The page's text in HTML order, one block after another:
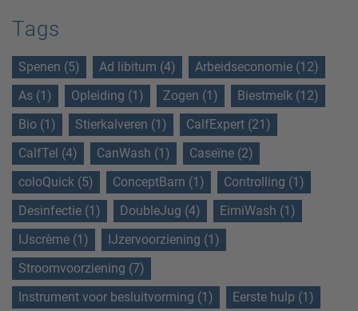
Tags
Spenen (5) Ad libitum (4)
Arbeidseconomie (12)
As (1)
Opleiding (1) Zogen (1)
Biestmelk (12)
Bio (1)
Stierkalveren (1)
CalfExpert (21)
CalfTel (4)
CanWash (1)
Caseïne (2)
coloQuick (5)
ConceptBarn (1)
Controlling (1)
Desinfectie (1)
DoubleJug (4)
EimiWash (1)
IJscrème (1)
IJzervoorziening (1)
Stroomvoorziening (7)
Instrument voor besluitvorming (1)
Eerste hulp (1)